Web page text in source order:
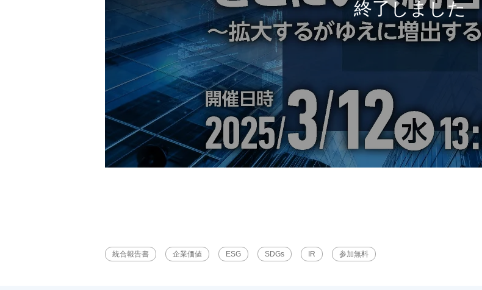
統合報告書 企業価値 ESG SDGs IR 参加無料